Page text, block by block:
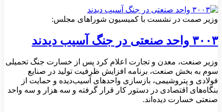
وزیر صمت در نشست با کمیسیون شوراهای مجلس:
۳۰۰۳ واحد صنعتی در جنگ آسیب دیدند
وزیر صنعت، معدن و تجارت اعلام کرد پس از خسارت جنگ تحمیلی
سوم به بخش صنعت، برنامه افزایش ظرفیت تولید در صنایع
فولادی و پتروشیمی، بازسازی واحدهای آسیب‌دیده و حمایت از
بنگاه‌های اقتصادی در دستور کار قرار گرفته و سه هزار و سه واحد
صنعتی خسارت دیده‌اند.